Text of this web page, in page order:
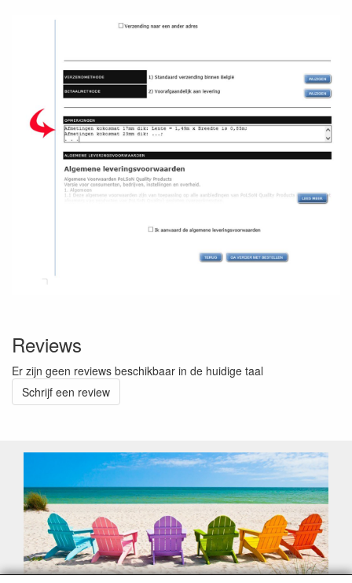
Reviews
Er zijn geen reviews beschikbaar in de huidige taal
Schrijf een review